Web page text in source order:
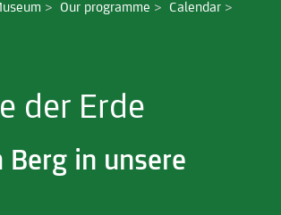
> Our programme > Calendar >
der Erde
Berg in unsere